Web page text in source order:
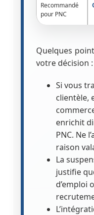
Recommandé
pour PNC
Quelques
votre décision :
Si vous
clientèle,
enrichit
PNC. Ne
raison
La
justifie
d’emploi